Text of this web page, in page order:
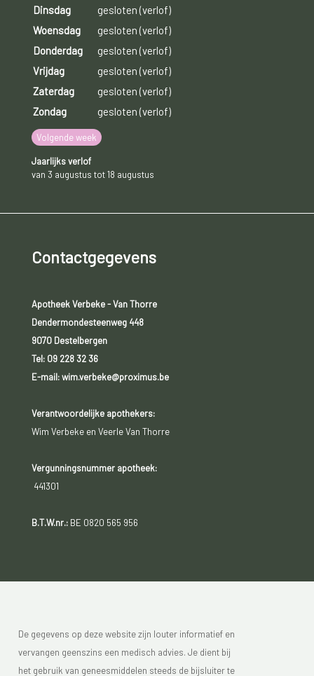
Dinsdag
gesloten (verlof)
Woensdag
gesloten (verlof)
Donderdag
gesloten (verlof)
Vrijdag
gesloten (verlof)
Zaterdag
gesloten (verlof)
Zondag
gesloten (verlof)
Volgende week
Jaarlijks verlof
van 3 augustus tot 18 augustus
Contactgegevens
Apotheek Verbeke - Van Thorre
Dendermondesteenweg 448
9070 Destelbergen
Tel: 09 228 32 36
E-mail: wim.verbeke@proximus.be
Verantwoordelijke apothekers:
Wim Verbeke en Veerle Van Thorre
Vergunningsnummer apotheek:
441301
B.T.W.nr.:BE 0820 565 956
De gegevens op deze website zijn louter informatief en
vervangen geenszins een medisch advies. Je dient bij
het gebruik van geneesmiddelen steeds de bijsluiter te